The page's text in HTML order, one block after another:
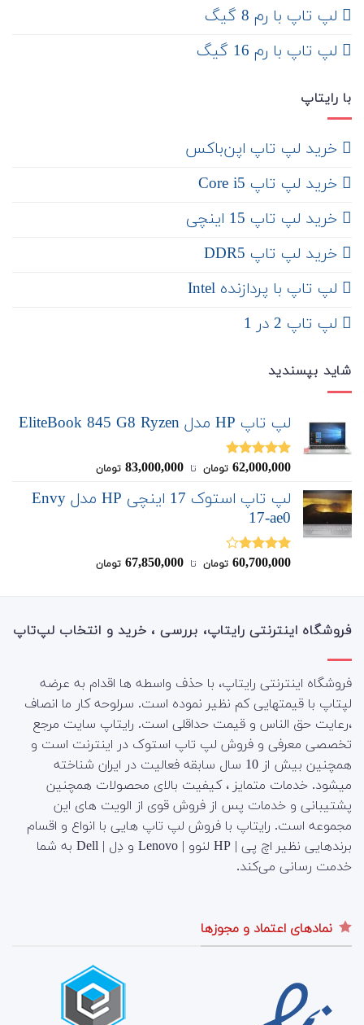
لپ تاپ با رم 8 گیگ
لپ تاپ با رم 16 گیگ
با رایتاپ
‌ خرید لپ تاپ اپن‌باکس
خرید لپ تاپ Core i5
‌‌ خرید لپ تاپ 15 اینچی
خرید لپ تاپ DDR5
لپ تاپ با پردازنده Intel
لپ تاپ 2 در 1
شاید بپسندید
لپ تاپ HP مدل EliteBook 845 G8 Ryzen
نمره4.80
62,000,000 تومان ‌ تا ‌ 83,000,000 تومان
لپ تاپ استوک 17 اینچی HP مدل Envy
17-ae0
نمره
60,700,000 تومان ‌ تا ‌ 67,850,000 تومان
فروشگاه اینترنتی رایتاپ، بررسی ، خرید و انتخاب لپ‌تاپ
فروشگاه اینترنتی رایتاپ، با حذف واسطه ها اقدام به عرضه
لپتاپ با قیمتهایی کم نظیر نموده است. سرلوحه کار ما انصاف
،رعایت حق الناس و قیمت حداقلی است. رایتاپ سایت مرجع
تخصصی معرفی و فروش لپ تاپ استوک در اینترنت است و
همچنین بیش از 10 سال سابقه فعالیت در ایران شناخته
میشود. خدمات متمایز ، کیفیت بالای محصولات همچنین
پشتیبانی و خدمات پس از فروش قوی از الویت های این
مجموعه است. رایتاپ با فروش لپ تاپ هایی با انواع و اقسام
برندهایی نظیر اچ پی | HP لنوو | Lenovo و دِل | Dell به شما
خدمت رسانی می‌کند.
نمادهای اعتماد و مجوزها